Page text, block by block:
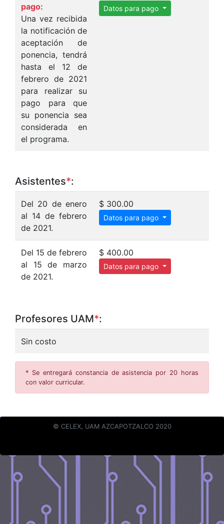
pago:
Una vez recibida
la notificación de
aceptación de
ponencia, tendrá
hasta el 12 de
febrero de 2021
para realizar su
pago para que
su ponencia sea
considerada en
el programa.
Datos para pago
Asistentes*:
Del 20 de enero
al 14 de febrero
de 2021.
$ 300.00
Datos para pago
Del 15 de febrero
al 15 de marzo
de 2021.
$ 400.00
Datos para pago
Profesores UAM*:
Sin costo
* Se entregará constancia de asistencia por 20 horas
con valor curricular.
© CELEX, UAM AZCAPOTZALCO 2020